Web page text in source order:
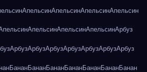
АпельсинАпельсинАпельсинАпельсин
АпельсинАпельсинАпельсинАрбуз
АрбузАрбузАрбузАрбузАрбузАрбузАрбуз
БананБананБананБананБананБананБанан